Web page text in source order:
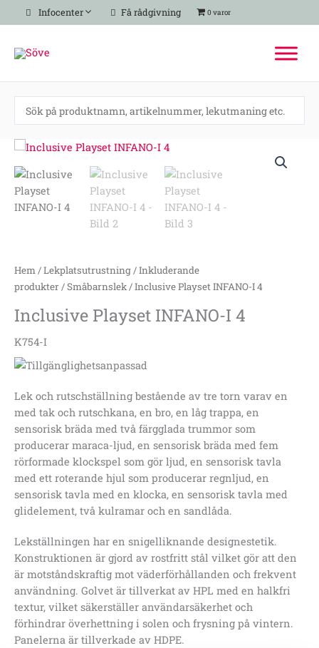
Hoppa
till
Infocenter Få rådgivning 0 varor
Hem/Lekplatsutrustning/Inkluderande
produkter/Småbarnslek/ Inclusive Playset INFANO-I 4
Inclusive Playset INFANO-I 4
K754-I
Lek och rutschställning bestående av tre torn varav en
med tak och rutschkana, en bro, en låg trappa, en
sensorisk bräda med två färgglada trummor som
producerar maraca-ljud, en sensorisk bräda med fem
rörformade klockspel som gör ljud, en sensorisk tavla
med ett roterande hjul som producerar regnljud, en
sensorisk tavla med en klocka, en sensorisk tavla med
glidelement, två kulramar och en sandlåda.
Lekställningen har en snigelliknande designestetik.
Konstruktionen är gjord av rostfritt stål vilket gör att den
är motståndskraftig mot väderförhållanden och frekvent
användning. Golvet är tillverkat av HPL med en halkfri
textur, vilket säkerställer användarsäkerhet och
förhindrar överhettning i solen och frysning på vintern.
Panelerna är tillverkade av HDPE.
Inclusive
Playset
INFANO-
I
4